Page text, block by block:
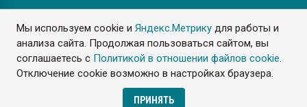
Мы используем cookie иЯндекс.Метрику для работы и
анализа сайта. Продолжая пользоваться сайтом, вы
соглашаетесь с Политикой в отношении файлов cookie.
Отключение cookie возможно в настройках браузера.
ПРИНЯТЬ
ПластЭксперт © 2006. Все права защищены
Разрешается копирование материалов сайта с обязательной
ссылкой на www.e-plastic.ru
Разработка сайта